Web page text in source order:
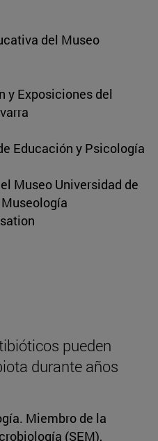
del Museo
y Exposiciones del
Educación y Psicología
Museo Universidad de
pueden
durante años
Miembro de la
(SEM),